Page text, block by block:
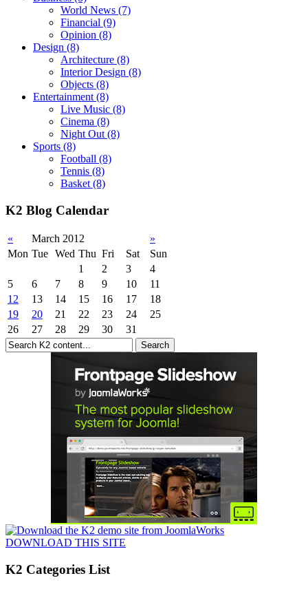
World News (7)
Financial (9)
Opinion (8)
Design (8)
Architecture (8)
Interior Design (8)
Objects (8)
Entertainment (8)
Live Music (8)
Cinema (8)
Night Out (8)
Sports (8)
Football (8)
Tennis (8)
Basket (8)
K2 Blog Calendar
« March 2012
»
Mon Tue Wed Thu Fri Sat
Sun
1
2 3
4
5
6 7 8 9 10
11
12
13 14 15 16 17
18
19
20 21 22 23 24
25
26
27 28 29 30 31
DOWNLOAD THIS SITE
K2 Categories List